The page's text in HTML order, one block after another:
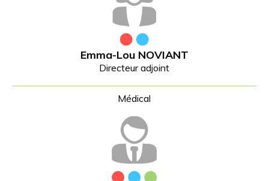
Emma-Lou NOVIANT
Directeur adjoint